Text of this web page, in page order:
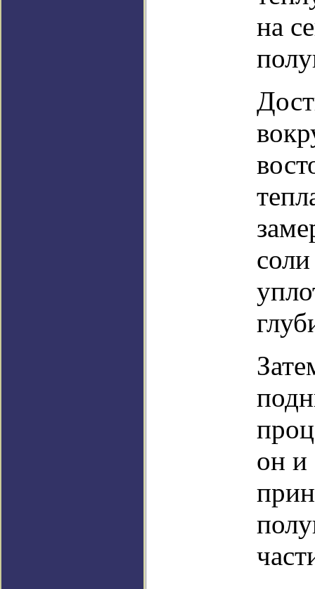
на
он и